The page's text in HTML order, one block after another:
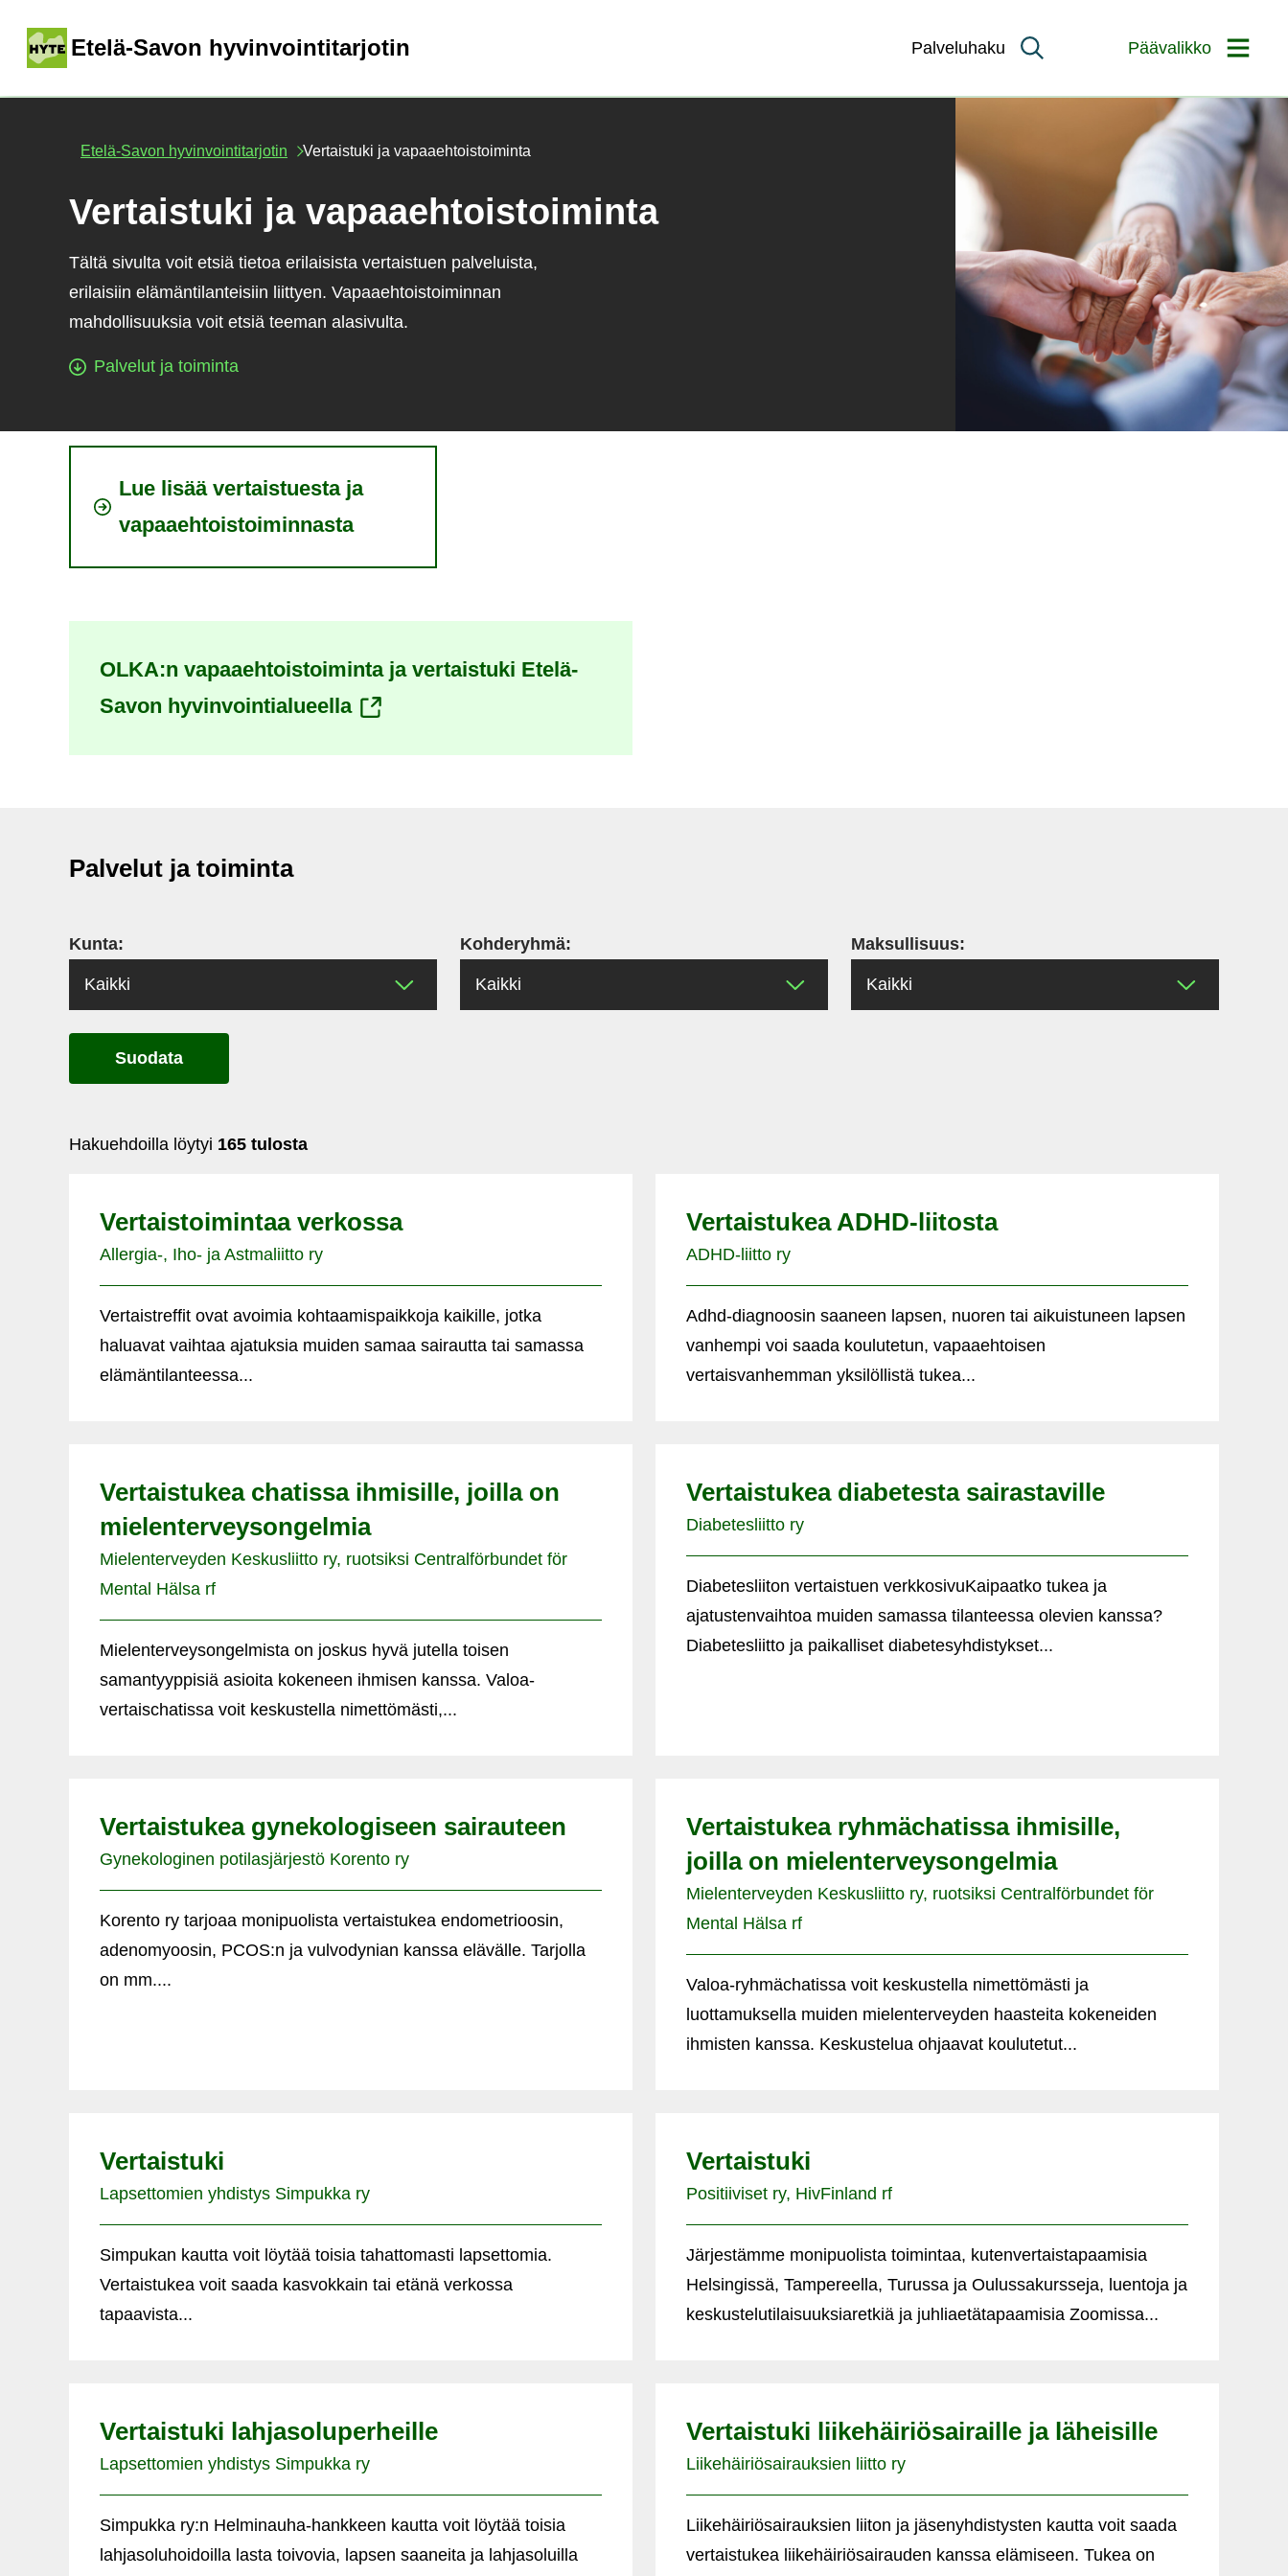
sisältöön
Etelä-Savon hyvinvointitarjotin Palveluhaku Päävalikko
Etelä-Savon hyvinvointitarjotin Vertaistuki ja vapaaehtoistoiminta
Vertaistuki ja vapaaehtoistoiminta
Tältä sivulta voit etsiä tietoa erilaisista vertaistuen palveluista,
erilaisiin elämäntilanteisiin liittyen. Vapaaehtoistoiminnan
mahdollisuuksia voit etsiä teeman alasivulta.
Palvelut ja toiminta
Lue lisää vertaistuesta ja
vapaaehtoistoiminnasta
OLKA:n vapaaehtoistoiminta ja vertaistuki Etelä-
Savon hyvinvointialueella (siirryt
Palvelut ja toiminta
Kunta: Kohderyhmä: Maksullisuus:
Suodata
Hakuehdoilla löytyi 165 tulosta
Vertaistoimintaa verkossa
Allergia-, Iho- ja Astmaliitto ry
Vertaistreffit ovat avoimia kohtaamispaikkoja kaikille, jotka
haluavat vaihtaa ajatuksia muiden samaa sairautta tai samassa
elämäntilanteessa...
Vertaistukea ADHD-liitosta
ADHD-liitto ry
Adhd-diagnoosin saaneen lapsen, nuoren tai aikuistuneen lapsen
vanhempi voi saada koulutetun, vapaaehtoisen
vertaisvanhemman yksilöllistä tukea...
Vertaistukea chatissa ihmisille, joilla on
mielenterveysongelmia
Mielenterveyden Keskusliitto ry, ruotsiksi Centralförbundet för
Mental Hälsa rf
Mielenterveysongelmista on joskus hyvä jutella toisen
samantyyppisiä asioita kokeneen ihmisen kanssa. Valoa-
vertaischatissa voit keskustella nimettömästi,...
Vertaistukea diabetesta sairastaville
Diabetesliitto ry
Diabetesliiton vertaistuen verkkosivuKaipaatko tukea ja
ajatustenvaihtoa muiden samassa tilanteessa olevien kanssa?
Diabetesliitto ja paikalliset diabetesyhdistykset...
Vertaistukea gynekologiseen sairauteen
Gynekologinen potilasjärjestö Korento ry
Korento ry tarjoaa monipuolista vertaistukea endometrioosin,
adenomyoosin, PCOS:n ja vulvodynian kanssa elävälle. Tarjolla
on mm....
Vertaistukea ryhmächatissa ihmisille,
joilla on mielenterveysongelmia
Mielenterveyden Keskusliitto ry, ruotsiksi Centralförbundet för
Mental Hälsa rf
Valoa-ryhmächatissa voit keskustella nimettömästi ja
luottamuksella muiden mielenterveyden haasteita kokeneiden
ihmisten kanssa. Keskustelua ohjaavat koulutetut...
Vertaistuki
Lapsettomien yhdistys Simpukka ry
Simpukan kautta voit löytää toisia tahattomasti lapsettomia.
Vertaistukea voit saada kasvokkain tai etänä verkossa
tapaavista...
Vertaistuki
Positiiviset ry, HivFinland rf
Järjestämme monipuolista toimintaa, kutenvertaistapaamisia
Helsingissä, Tampereella, Turussa ja Oulussakursseja, luentoja ja
keskustelutilaisuuksiaretkiä ja juhliaetätapaamisia Zoomissa...
Vertaistuki lahjasoluperheille
Lapsettomien yhdistys Simpukka ry
Simpukka ry:n Helminauha-hankkeen kautta voit löytää toisia
lahjasoluhoidoilla lasta toivovia, lapsen saaneita ja lahjasoluilla
Vertaistuki liikehäiriösairaille ja läheisille
Liikehäiriösairauksien liitto ry
Liikehäiriösairauksien liiton ja jäsenyhdistysten kautta voit saada
vertaistukea liikehäiriösairauden kanssa elämiseen. Tukea on